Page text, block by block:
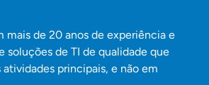
de 20 anos de experiência e
soluções de TI de qualidade que
principais, e não em